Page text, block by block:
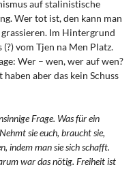
auf stalinistische
Wer tot ist, den kann man
Im Hintergrund
vom Tjen na Men Platz.
Wer – wen, wer auf wen?
aber das kein Schuss
Frage. Was für ein
sie euch, braucht sie,
indem man sie sich schafft.
war das nötig. Freiheit ist